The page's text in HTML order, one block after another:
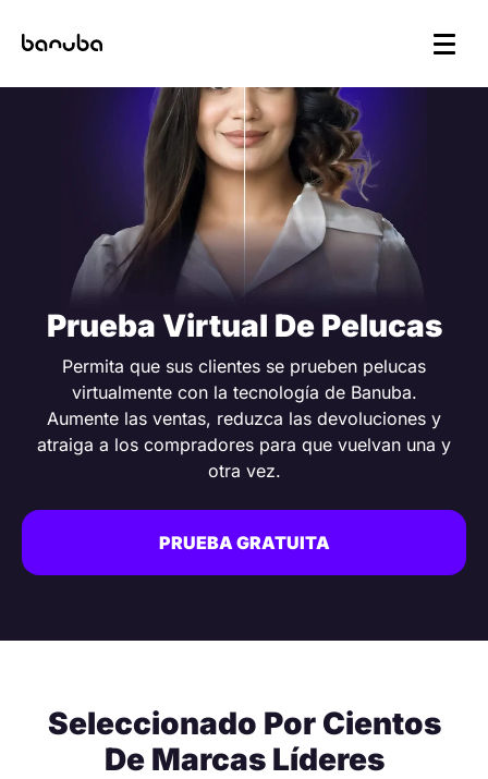
Prueba Virtual De Pelucas
Permita que sus clientes se prueben pelucas
virtualmente con la tecnología de Banuba.
Aumente las ventas, reduzca las devoluciones y
atraiga a los compradores para que vuelvan una y
otra vez.
PRUEBA GRATUITA
Seleccionado Por Cientos
De Marcas Líderes